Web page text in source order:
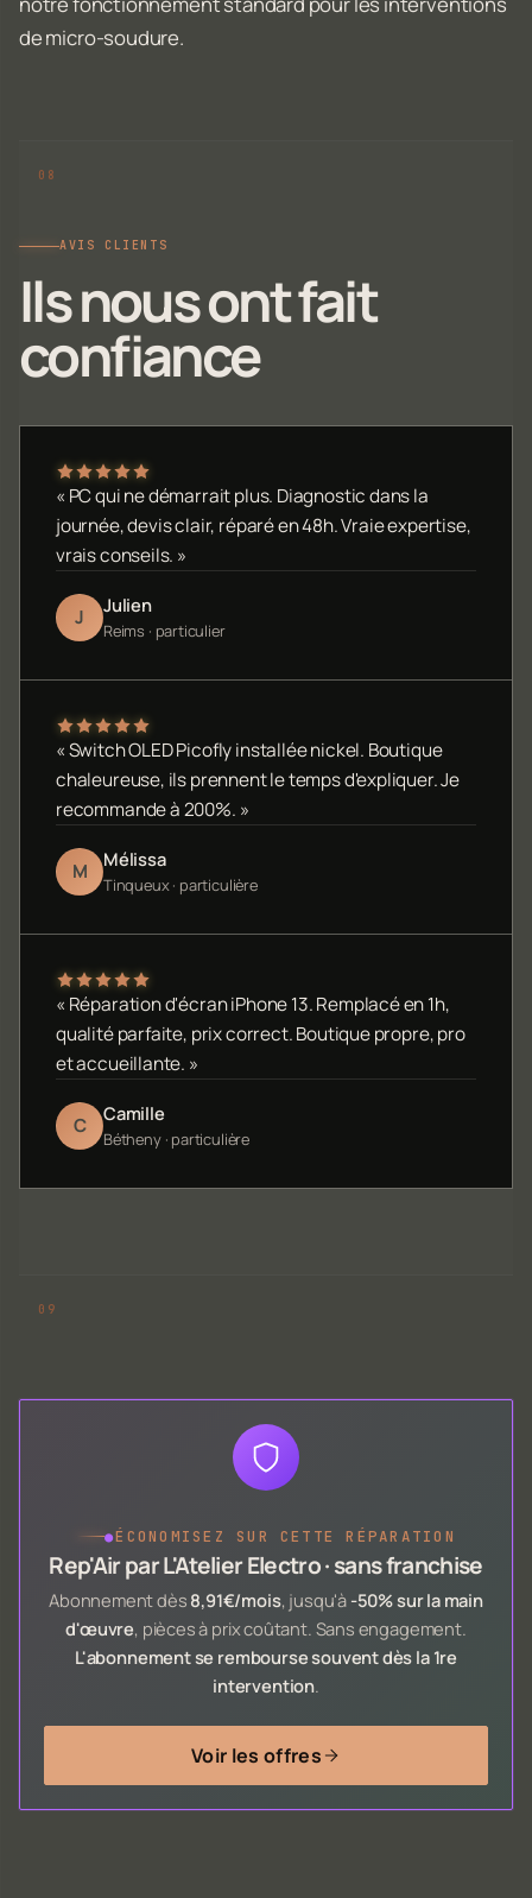
de micro-soudure.
AVIS CLIENTS
Ils nous ont fait
confiance
« PC qui ne démarrait plus. Diagnostic dans la
journée, devis clair, réparé en 48h. Vraie expertise,
vrais conseils. »
J Julien
Reims · particulier
« Switch OLED Picofly installée nickel. Boutique
chaleureuse, ils prennent le temps d'expliquer. Je
recommande à 200%. »
M Mélissa
Tinqueux · particulière
« Réparation d'écran iPhone 13. Remplacé en 1h,
qualité parfaite, prix correct. Boutique propre, pro
et accueillante. »
C Camille
Bétheny · particulière
●ÉCONOMISEZ SUR CETTE RÉPARATION
Rep'Air par L'Atelier Electro · sans franchise
Abonnement dès 8,91€/mois, jusqu'à -50% sur la main
d'œuvre, pièces à prix coûtant. Sans engagement.
L'abonnement se rembourse souvent dès la 1re
intervention.
Voir les offres